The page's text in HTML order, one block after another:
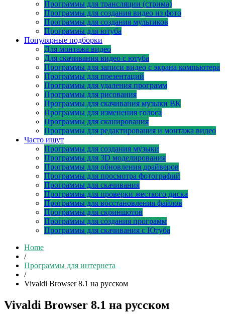
Программы для трансляции (стрима)
Программы для создания видео из фото
Программы для создания мультиков
Программы для ютуба
Популярные подборки
Для монтажа видео
Для скачивания видео с ютуба
Программы для записи видео с экрана компьютера
Программы для презентаций
Программы для удаления программ
Программы для рисования
Программы для скачивания музыки ВК
Программы для изменения голоса
Программы для сканирования
Программы для редактирования и монтажа видео
Часто ищут
Программы для создания музыки
Программы для 3D моделирования
Программы для обновления драйверов
Программы для просмотра фотографий
Программы для скачивания
Программы для проверки жесткого диска
Программы для восстановления файлов
Программы для скриншотов
Программы для создания программ
Программы для скачивания с Ютуба
Home
/
Программы для интернета
/
Vivaldi Browser 8.1 на русском
Vivaldi Browser 8.1 на русском